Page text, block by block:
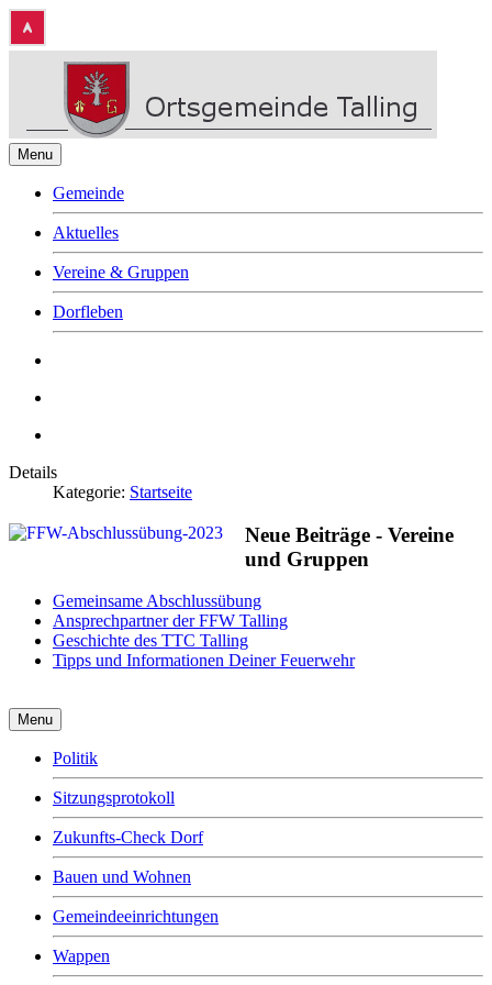
Menu
Gemeinde
Aktuelles
Vereine & Gruppen
Dorfleben
Details
Kategorie: Startseite
Neue Beiträge - Vereine
und Gruppen
Gemeinsame Abschlussübung
Ansprechpartner der FFW Talling
Geschichte des TTC Talling
Tipps und Informationen Deiner Feuerwehr
Menu
Politik
Sitzungsprotokoll
Zukunfts-Check Dorf
Bauen und Wohnen
Gemeindeeinrichtungen
Wappen